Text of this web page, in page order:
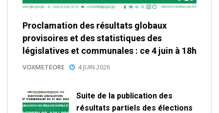
Proclamation des résultats globaux
provisoires et des statistiques des
législatives et communales : ce 4 juin à 18h
VOXMETEORE 4 JUIN 2026
Suite de la publication des
résultats partiels des élections